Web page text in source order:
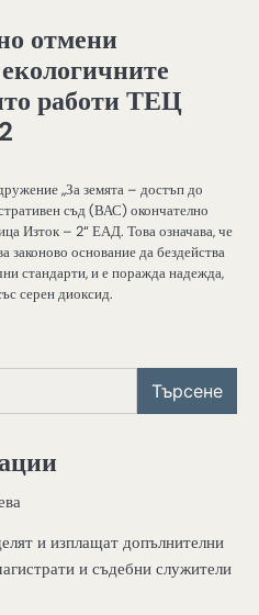
отмени
работи ТЕЦ
„За земята – достъп до
съд (ВАС) окончателно
Изток – 2“ ЕАД. Това означава, че
законово основание да бездейства
стандарти, и е поражда надежда,
серен диоксид.
Търсене
и изплащат допълнителни
и съдебни служители